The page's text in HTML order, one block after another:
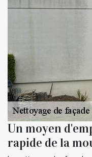
Un moyen
rapide de la